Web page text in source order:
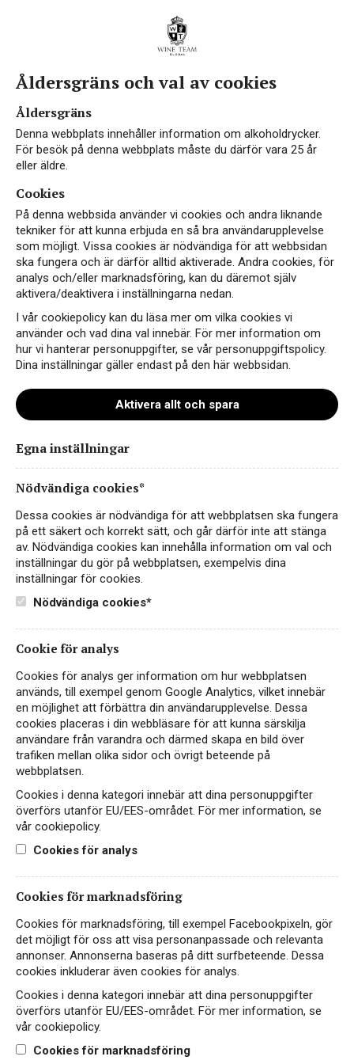
Vin med Verdicchio
Castelgufo Verdicchio dei
Castelli di Jesi
VITT VIN
VERDICCHIO DEI CASTELLI DI JESI
Från Castelli di Jesi i regionen Marche i
mellersta Italien kommer nu det vita ugglevinet!
EKO
Zecci Classico
VITT VIN
ITALIEN, VERDICCHIO DEI CASTELLI DI JESI
Fyllig och smakrik Verdicchio från branta
sluttningar kring den medeltida staden Jesi i
Marche.
119 kr
Åldersgräns och val av cookies
Åldersgräns
Denna webbplats innehåller information om alkoholdrycker.
För besök på denna webbplats måste du därför vara 25 år
eller äldre.
Cookies
På denna webbsida använder vi cookies och andra liknande
tekniker för att kunna erbjuda en så bra användarupplevelse
som möjligt. Vissa cookies är nödvändiga för att webbsidan
ska fungera och är därför alltid aktiverade. Andra cookies, för
analys och/eller marknadsföring, kan du däremot själv
aktivera/deaktivera i inställningarna nedan.
I vår cookiepolicy kan du läsa mer om vilka cookies vi
använder och vad dina val innebär. För mer information om
hur vi hanterar personuppgifter, se vår personuppgiftspolicy.
Dina inställningar gäller endast på den här webbsidan.
Aktivera allt och spara
Egna inställningar
Nödvändiga cookies*
Dessa cookies är nödvändiga för att webbplatsen ska fungera
på ett säkert och korrekt sätt, och går därför inte att stänga
av. Nödvändiga cookies kan innehålla information om val och
inställningar du gör på webbplatsen, exempelvis dina
inställningar för cookies.
Nödvändiga cookies*
Cookie för analys
Cookies för analys ger information om hur webbplatsen
används, till exempel genom Google Analytics, vilket innebär
en möjlighet att förbättra din användarupplevelse. Dessa
cookies placeras i din webbläsare för att kunna särskilja
användare från varandra och därmed skapa en bild över
trafiken mellan olika sidor och övrigt beteende på
webbplatsen.
Cookies i denna kategori innebär att dina personuppgifter
överförs utanför EU/EES-området. För mer information, se
vår cookiepolicy.
Cookies för analys
Cookies för marknadsföring
Cookies för marknadsföring, till exempel Facebookpixeln, gör
det möjligt för oss att visa personanpassade och relevanta
annonser. Annonserna baseras på ditt surfbeteende. Dessa
cookies inkluderar även cookies för analys.
Cookies i denna kategori innebär att dina personuppgifter
överförs utanför EU/EES-området. För mer information, se
vår cookiepolicy.
Cookies för marknadsföring